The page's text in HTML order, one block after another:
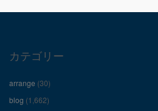
ロ
フ
カテゴリー
arrange (30)
blog (1,662)